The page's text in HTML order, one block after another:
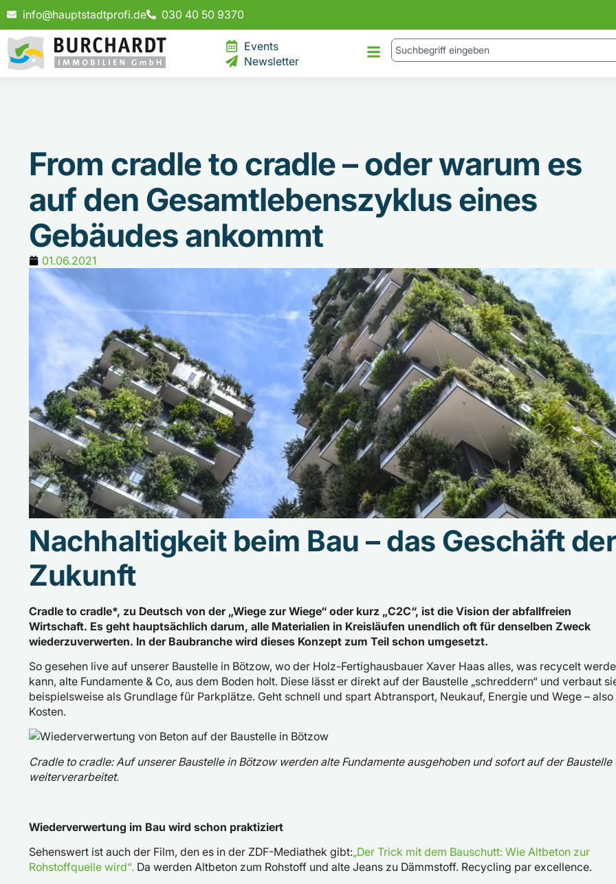
info@hauptstadtprofi.de 030 40 50 9370
Events
Newsletter
From cradle to cradle – oder warum es
auf den Gesamtlebenszyklus eines
Gebäudes ankommt
01.06.2021
Nachhaltigkeit beim Bau – das Geschäft der
Zukunft
Cradle to cradle*, zu Deutsch von der „Wiege zur Wiege“ oder kurz „C2C“, ist die Vision der abfallfreien
Wirtschaft. Es geht hauptsächlich darum, alle Materialien in Kreisläufen unendlich oft für denselben Zweck
wiederzuverwerten. In der Baubranche wird dieses Konzept zum Teil schon umgesetzt.
So gesehen live auf unserer Baustelle in Bötzow, wo der Holz-Fertighausbauer Xaver Haas alles, was recycelt
kann, alte Fundamente & Co, aus dem Boden holt. Diese lässt er direkt auf der Baustelle „schreddern“ und verbaut
beispielsweise als Grundlage für Parkplätze. Geht schnell und spart Abtransport, Neukauf, Energie und Wege – also
Kosten.
Cradle to cradle: Auf unserer Baustelle in Bötzow werden alte Fundamente ausgehoben und sofort auf der Baustelle
weiterverarbeitet.
Wiederverwertung im Bau wird schon praktiziert
Sehenswert ist auch der Film, den es in der ZDF-Mediathek gibt:„Der Trick mit dem Bauschutt: Wie Altbeton zur
Rohstoffquelle wird“. Da werden Altbeton zum Rohstoff und alte Jeans zu Dämmstoff. Recycling par excellence.